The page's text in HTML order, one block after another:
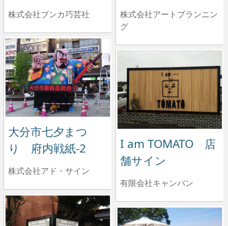
株式会社アートプランニン
グ
株式会社ブンカ巧芸社
大分市七夕まつ
り 府内戦紙-2
株式会社アド・サイン
I am TOMATO 店
舗サイン
有限会社キャンバン